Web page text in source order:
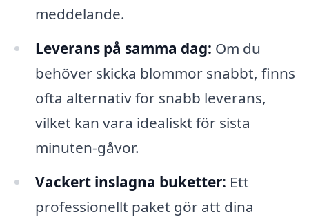
meddelande.
Leverans på samma dag: Om du
behöver skicka blommor snabbt, finns
ofta alternativ för snabb leverans,
vilket kan vara idealiskt för sista
minuten-gåvor.
Vackert inslagna buketter: Ett
professionellt paket gör att dina